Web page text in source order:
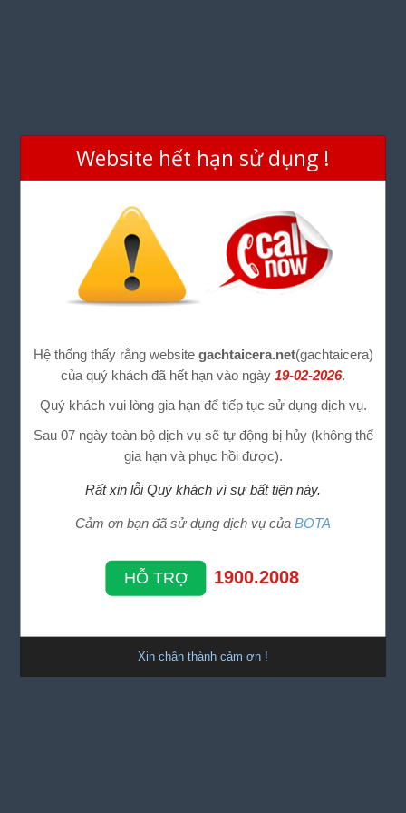
Website hết hạn sử dụng !
Hệ thống thấy rằng website gachtaicera.net(gachtaicera)
của quý khách đã hết hạn vào ngày 19-02-2026.
Quý khách vui lòng gia hạn để tiếp tục sử dụng dịch vụ.
Sau 07 ngày toàn bộ dịch vụ sẽ tự động bị hủy (không thể
gia hạn và phục hồi được).
Rất xin lỗi Quý khách vì sự bất tiện này.
Cảm ơn bạn đã sử dụng dịch vụ của BOTA
HỖ TRỢ 1900.2008
Xin chân thành cảm ơn !